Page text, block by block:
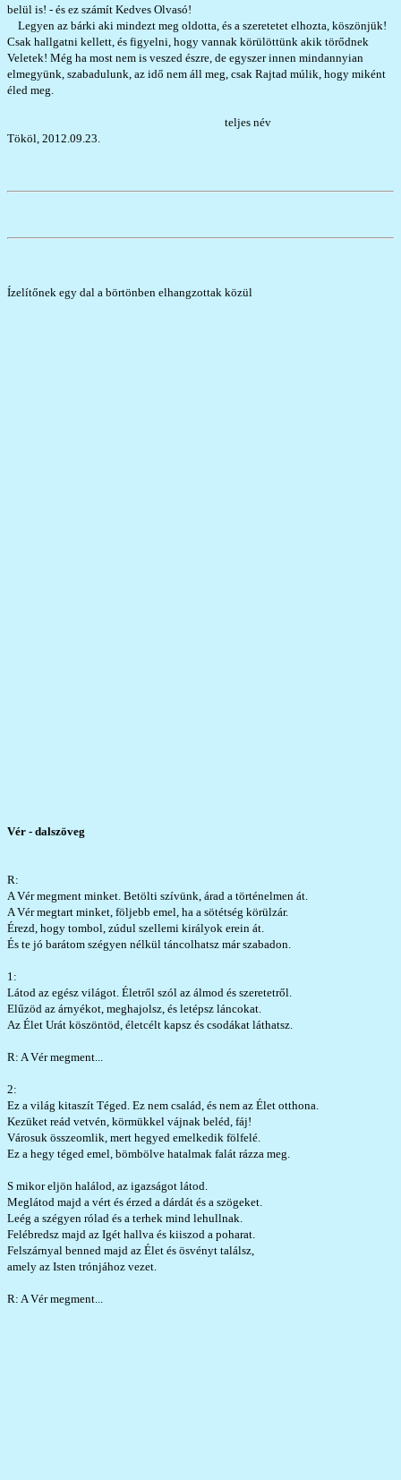
belül is! - és ez számít Kedves Olvasó!
Legyen az bárki aki mindezt meg oldotta, és a szeretetet elhozta, köszönjük!
Csak hallgatni kellett, és figyelni, hogy vannak körülöttünk akik törődnek
Veletek! Még ha most nem is veszed észre, de egyszer innen mindannyian
elmegyünk, szabadulunk, az idő nem áll meg, csak Rajtad múlik, hogy miként
éled meg.
teljes név
Tököl, 2012.09.23.
Ízelítőnek egy dal a börtönben elhangzottak közül
Vér - dalszöveg
R:
A Vér megment minket. Betölti szívünk, árad a történelmen át.
A Vér megtart minket, följebb emel, ha a sötétség körülzár.
Érezd, hogy tombol, zúdul szellemi királyok erein át.
És te jó barátom szégyen nélkül táncolhatsz már szabadon.
1:
Látod az egész világot. Életről szól az álmod és szeretetről.
Elűzöd az árnyékot, meghajolsz, és letépsz láncokat.
Az Élet Urát köszöntöd, életcélt kapsz és csodákat láthatsz.
R: A Vér megment...
2:
Ez a világ kitaszít Téged. Ez nem család, és nem az Élet otthona.
Kezüket reád vetvén, körmükkel vájnak beléd, fáj!
Városuk összeomlik, mert hegyed emelkedik fölfelé.
Ez a hegy téged emel, bömbölve hatalmak falát rázza meg.
S mikor eljön halálod, az igazságot látod.
Meglátod majd a vért és érzed a dárdát és a szögeket.
Leég a szégyen rólad és a terhek mind lehullnak.
Felébredsz majd az Igét hallva és kiiszod a poharat.
Felszárnyal benned majd az Élet és ösvényt találsz,
amely az Isten trónjához vezet.
R: A Vér megment...